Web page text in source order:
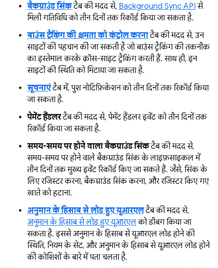
बैकग्राउंड सिंकटैब की मदद से, Background Sync API से
मिली गतिविधि को तीन दिनों तक रिकॉर्ड किया जा सकता है.
बाउंस ट्रैकिंग की क्षमता को कंट्रोल करनाटैब की मदद से, उन
साइटों की पहचान की जा सकती है जो बाउंस ट्रैकिंग की तकनीक
का इस्तेमाल करके क्रॉस-साइट ट्रैकिंग करती हैं. साथ ही, इन
साइटों की स्थिति को मिटाया जा सकता है.
सूचनाएंटैब में, पुश नोटिफ़िकेशन को तीन दिनों तक रिकॉर्ड किया
जा सकता है.
पेमेंट हैंडलरटैब की मदद से, पेमेंट हैंडलर इवेंट को तीन दिनों तक
रिकॉर्ड किया जा सकता है.
समय-समय पर होने वाला बैकग्राउंड सिंकटैब की मदद से,
समय-समय पर होने वाले बैकग्राउंड सिंक के लाइफ़साइकल में
तीन दिनों तक मुख्य इवेंट रिकॉर्ड किए जा सकते हैं. जैसे, सिंक के
लिए रजिस्टर करना, बैकग्राउंड सिंक करना, और रजिस्टर किए गए
खाते को हटाना.
अनुमान के हिसाब से लोड हुए यूआरएलटैब की मदद से,
अनुमान के हिसाब से लोड हुए यूआरएलको डीबग किया जा
सकता है. इससे अनुमान के हिसाब से यूआरएल लोड होने की
स्थिति, नियम के सेट, और अनुमान के हिसाब से यूआरएल लोड होने
की कोशिशों के बारे में पता चलता है.